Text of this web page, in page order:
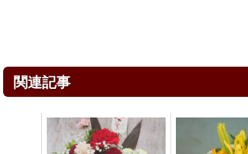
関連記事